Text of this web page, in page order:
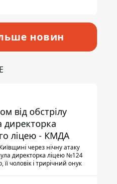
новин
від обстрілу
директорка
ліцею - КМДА
через нічну атаку
директорка ліцею №124
її чоловік і трирічний онук